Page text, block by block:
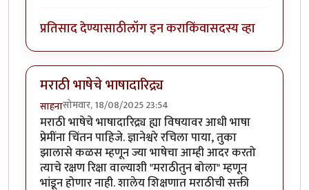
प्रतिसाद देण्यासाठीलॉग इन कराकिंवासदस्य व्हा
मराठी भाषेचे भाषादारिद्र्य
साहनासोमवार, 18/08/2025 23:54
मराठी भाषेचे भाषादारिद्र्य ह्या विषयावर आधी भाषा
प्रेमींना चिंतन पाहिजे. ज्ञानेश्वरे रचिला पाया, तुका
झालासे कळस म्हणून ज्या भाषेचा आम्ही आदर करतो
त्याचे रक्षण रिक्षा वाल्याशी "मराठीतुन बोला" म्हणून
भांडून होणार नाही. शालेय शिक्षणात मराठीची सक्ती